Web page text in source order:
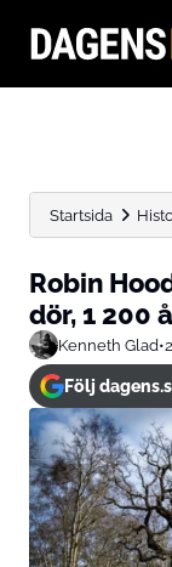
Startsida
Robin
dör, 1 200
Kenneth Glad•
Följ